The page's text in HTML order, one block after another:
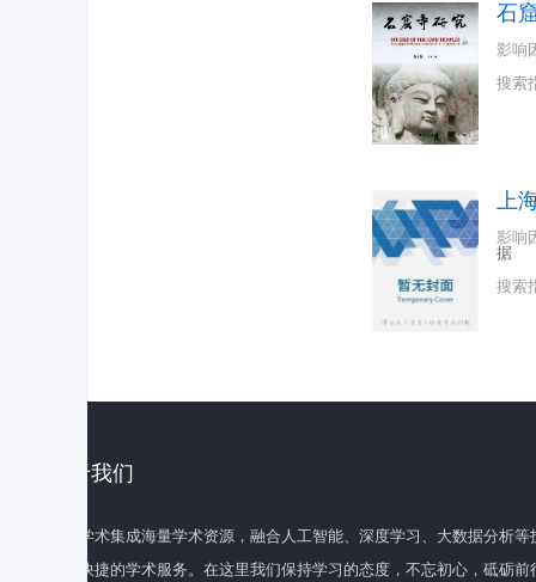
石
影响
搜索
上
影响
据
搜索
关于我们
百度学术集成海量学术资源，融合人工智能、深度学习、大数据分析
全面快捷的学术服务。在这里我们保持学习的态度，不忘初心，砥砺前